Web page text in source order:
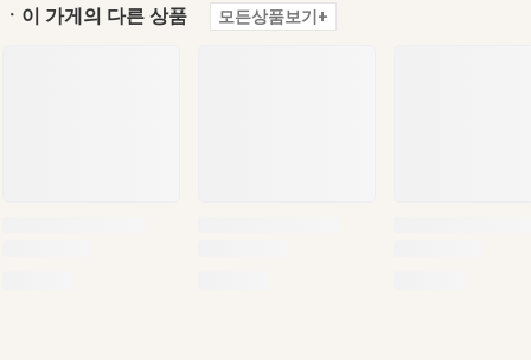
ㆍ이 가게의 다른 상품 모든상품보기+